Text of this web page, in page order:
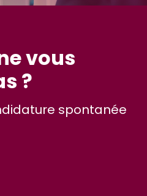
vous
?
spontanée